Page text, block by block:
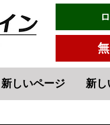
有料会
新しいページ 新し